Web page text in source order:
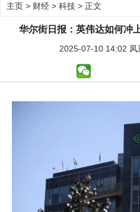
主页 > 财经 > 科技 > 正文
华尔街日报：英伟达如何冲
2025-07-10 14:02